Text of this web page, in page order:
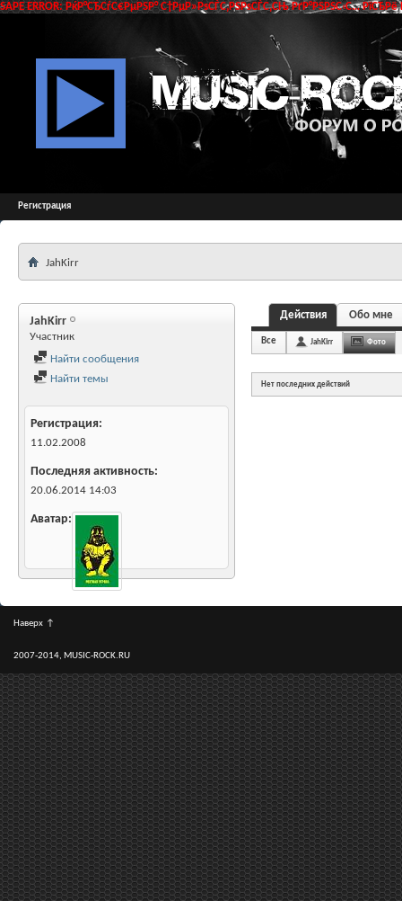
SAPE ERROR: РќР°СЂСѓС€РµРЅР° С†РµР»РѕСЃС‚РЅРѕСЃС‚СЊ РґР°РЅРЅС‹С…
Регистрация
JahKirr
JahKirr
Участник
Найти сообщения
Найти темы
Регистрация
11.02.2008
Последняя активность
20.06.2014 14:03
Аватар
Действия Обо мне
Все JahKirr Фото
Нет последних действий
Наверх ↑
2007-2014, MUSIC-ROCK.RU